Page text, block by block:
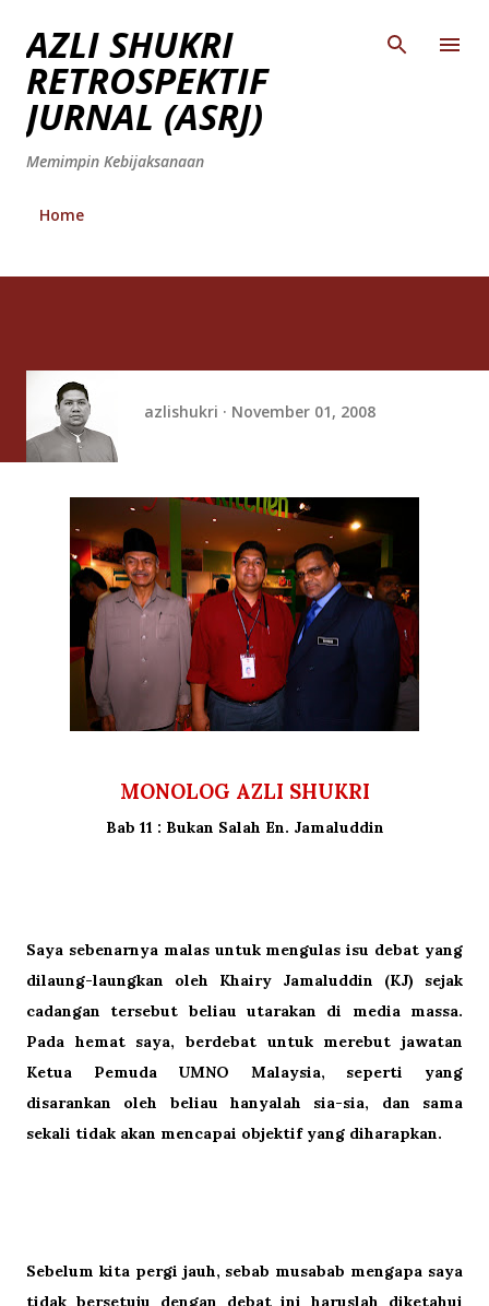
AZLI SHUKRI
RETROSPEKTIF
JURNAL (ASRJ)
Memimpin Kebijaksanaan
Home
azlishukri November 01, 2008
MONOLOG AZLI SHUKRI
Bab 11 : Bukan Salah En. Jamaluddin
Saya sebenarnya malas untuk mengulas isu debat yang
dilaung-laungkan oleh Khairy Jamaluddin (KJ) sejak
cadangan tersebut beliau utarakan di media massa.
Pada hemat saya, berdebat untuk merebut jawatan
Ketua Pemuda UMNO Malaysia, seperti yang
disarankan oleh beliau hanyalah sia-sia, dan sama
sekali tidak akan mencapai objektif yang diharapkan.
Sebelum kita pergi jauh, sebab musabab mengapa saya
tidak bersetuju dengan debat ini haruslah diketahui